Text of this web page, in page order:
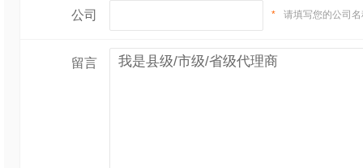
公司 * 请填写您的公司
留言